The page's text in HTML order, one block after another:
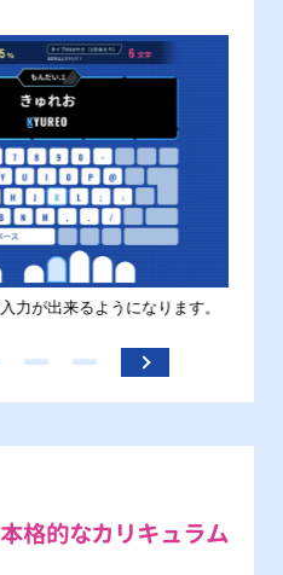
力が出来るようになります。
格的なカリキュラム